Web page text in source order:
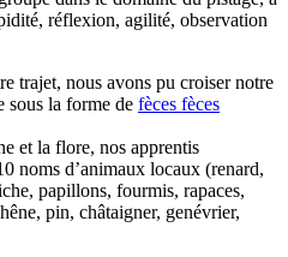
réflexion, agilité, observation
trajet, nous avons pu croiser notre
sous la forme de fèces fèces
et la flore, nos apprentis
noms d’animaux locaux (renard,
papillons, fourmis, rapaces,
pin, châtaigner, genévrier,